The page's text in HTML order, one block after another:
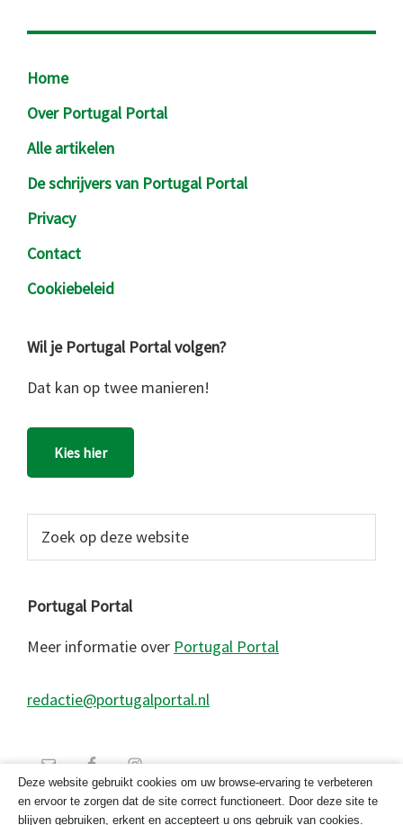
Footer
Home
Over Portugal Portal
Alle artikelen
De schrijvers van Portugal Portal
Privacy
Contact
Cookiebeleid
Wil je Portugal Portal volgen?
Dat kan op twee manieren!
Kies hier
website
Portugal Portal
Meer informatie over Portugal Portal
redactie@portugalportal.nl
Deze website gebruikt cookies om uw browse-ervaring te verbeteren
en ervoor te zorgen dat de site correct functioneert. Door deze site te
blijven gebruiken, erkent en accepteert u ons gebruik van cookies.